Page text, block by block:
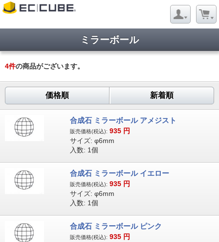
ミラーボール
4件の商品がございます。
価格順 新着順
合成石 ミラーボール アメジスト
販売価格(税込): 935 円
サイズ: φ6mm
入数: 1個
合成石 ミラーボール イエロー
販売価格(税込): 935 円
サイズ: φ6mm
入数: 1個
合成石 ミラーボール ピンク
販売価格(税込): 935 円